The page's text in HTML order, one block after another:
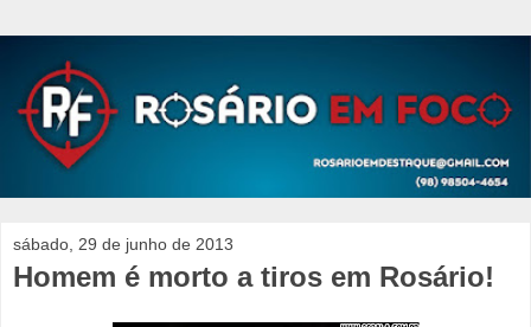
sábado, 29 de junho de 2013
Homem é morto a tiros em Rosário!